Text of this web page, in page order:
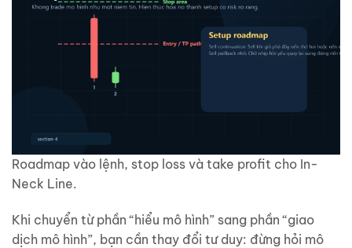
Roadmap vào lệnh, stop loss và take profit cho In-
Neck Line.
Khi chuyển từ phần “hiểu mô hình” sang phần “giao
dịch mô hình”, bạn cần thay đổi tư duy: đừng hỏi mô